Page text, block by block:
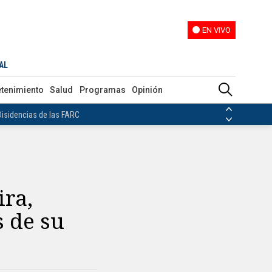
EN VIVO
Salud Programas Opinión
de las FARC
de las FARC
de su